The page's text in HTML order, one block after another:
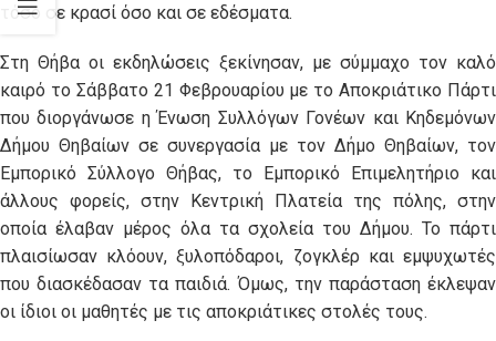
τόσο σε κρασί όσο και σε εδέσματα.
Στη Θήβα οι εκδηλώσεις ξεκίνησαν, με σύμμαχο τον καλό
καιρό το Σάββατο 21 Φεβρουαρίου με το Αποκριάτικο Πάρτι
που διοργάνωσε η Ένωση Συλλόγων Γονέων και Κηδεμόνων
Δήμου Θηβαίων σε συνεργασία με τον Δήμο Θηβαίων, τον
Εμπορικό Σύλλογο Θήβας, το Εμπορικό Επιμελητήριο και
άλλους φορείς, στην Κεντρική Πλατεία της πόλης, στην
οποία έλαβαν μέρος όλα τα σχολεία του Δήμου. Το πάρτι
πλαισίωσαν κλόουν, ξυλοπόδαροι, ζογκλέρ και εμψυχωτές
που διασκέδασαν τα παιδιά. Όμως, την παράσταση έκλεψαν
οι ίδιοι οι μαθητές με τις αποκριάτικες στολές τους.